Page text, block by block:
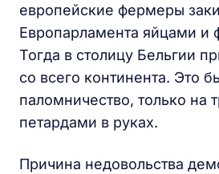
европейские фермеры
Европарламента яйцами и
Тогда в столицу Бельгии
со всего континента. Это
паломничество, только на
петардами в руках.
Причина недовольства